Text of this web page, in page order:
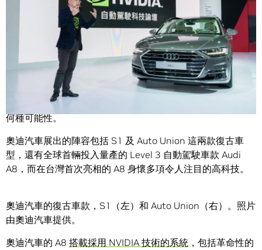
啟動「人工智慧之年」的奧迪汽車，在本週日閉幕的台北國
際車展以強而有力的故事述說未來的出行遠景，並且展出二
十輛新車。
部分參加今年車展的世界頂尖車廠，在台北南港展覽中心展
出最新的汽車科技，以及介紹人工智慧這般新技術將創造出
何種可能性。
奧迪汽車展出的陣容包括 S1 及 Auto Union 這兩款復古車
型，還有全球首輛投入量產的 Level 3 自動駕駛車款 Audi
A8，而在台灣首次亮相的 A8 身懷多項令人注目的高科技。
奧迪汽車的復古車款，S1（左）和 Auto Union（右）。照片
由奧迪汽車提供。
奧迪汽車的 A8 搭載採用 NVIDIA 技術的系統 ，包括革命性的